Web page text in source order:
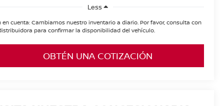
Less
en cuenta: Cambiamos nuestro inventario a diario. Por favor, consulta con
para confirmar la disponibilidad del vehículo.
OBTÉN UNA COTIZACIÓN